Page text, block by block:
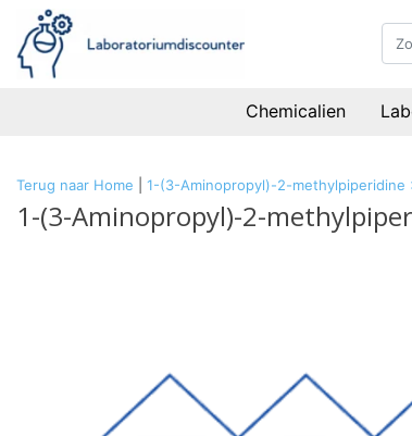
Chemicalien
Terug naar Home 1-(3-Aminopropyl)-2-methylpiperidine
1-(3-Aminopropyl)-2-